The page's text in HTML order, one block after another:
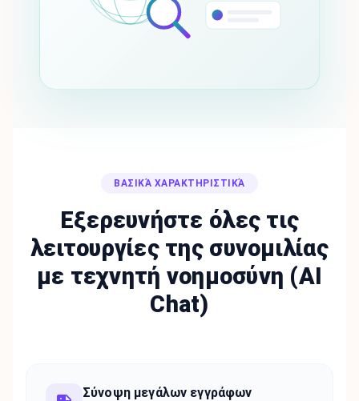
ΒΑΣΙΚΆ ΧΑΡΑΚΤΗΡΙΣΤΙΚΆ
Εξερευνήστε όλες τις
λειτουργίες της συνομιλίας
με τεχνητή νοημοσύνη (AI
Chat)
Σύνοψη μεγάλων εγγράφων